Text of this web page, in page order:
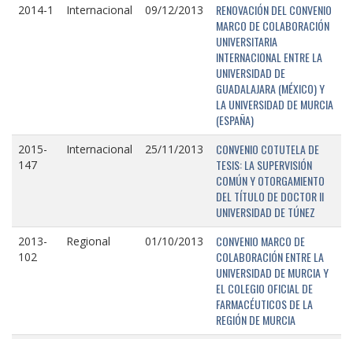
2014-1 Internacional 09/12/2013
RENOVACIÓN DEL CONVENIO
MARCO DE COLABORACIÓN
UNIVERSITARIA
INTERNACIONAL ENTRE LA
UNIVERSIDAD DE
GUADALAJARA (MÉXICO) Y
LA UNIVERSIDAD DE MURCIA
(ESPAÑA)
2015-
147
Internacional 25/11/2013
CONVENIO COTUTELA DE
TESIS: LA SUPERVISIÓN
COMÚN Y OTORGAMIENTO
DEL TÍTULO DE DOCTOR II
UNIVERSIDAD DE TÚNEZ
2013-
102
Regional 01/10/2013
CONVENIO MARCO DE
COLABORACIÓN ENTRE LA
UNIVERSIDAD DE MURCIA Y
EL COLEGIO OFICIAL DE
FARMACÉUTICOS DE LA
REGIÓN DE MURCIA